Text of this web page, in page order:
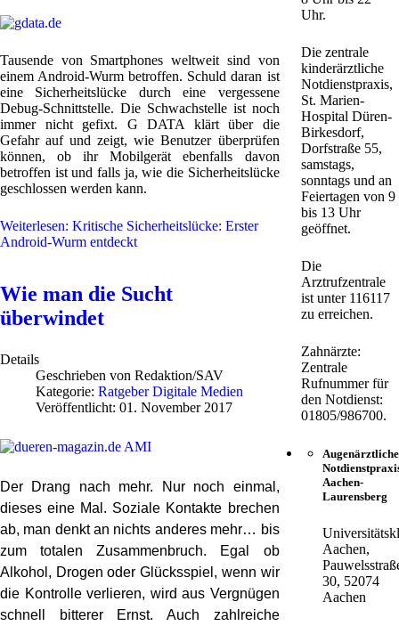
Tausende von Smartphones weltweit sind von
einem Android-Wurm betroffen. Schuld daran ist
eine Sicherheitslücke durch eine vergessene
Debug-Schnittstelle. Die Schwachstelle ist noch
immer nicht gefixt. G DATA klärt über die
Gefahr auf und zeigt, wie Benutzer überprüfen
können, ob ihr Mobilgerät ebenfalls davon
betroffen ist und falls ja, wie die Sicherheitslücke
geschlossen werden kann.
Weiterlesen: Kritische Sicherheitslücke: Erster
Android-Wurm entdeckt
Wie man die Sucht
überwindet
Details
Geschrieben von Redaktion/SAV
Kategorie: Ratgeber Digitale Medien
Veröffentlicht: 01. November 2017
Der Drang nach mehr. Nur noch einmal,
dieses eine Mal. Soziale Kontakte brechen
ab, man denkt an nichts anderes mehr… bis
zum totalen Zusammenbruch. Egal ob
Alkohol, Drogen oder Glücksspiel, wenn wir
die Kontrolle verlieren, wird aus Vergnügen
schnell bitterer Ernst. Auch zahlreiche
Uhr.
Die zentrale
kinderärztliche
Notdienstpraxis,
St. Marien-
Hospital Düren-
Birkesdorf,
Dorfstraße 55,
samstags,
sonntags und an
Feiertagen von 9
bis 13 Uhr
geöffnet.
Die
Arztrufzentrale
ist unter 116117
zu erreichen.
Zahnärzte:
Zentrale
Rufnummer für
den Notdienst:
01805/986700.
Augenärztliche
Aachen-
Laurensberg
Aachen,
30, 52074
Aachen